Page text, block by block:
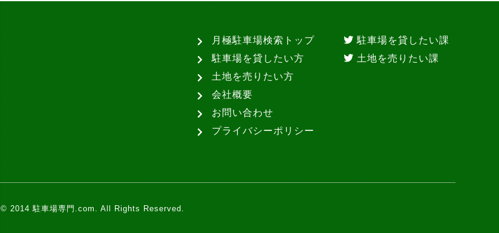
月極駐車場検索トップ
駐車場を貸したい方
土地を売りたい方
会社概要
お問い合わせ
プライバシーポリシー
駐車場を貸したい課
土地を売りたい課
© 2014 駐車場専門.com. All Rights Reserved.